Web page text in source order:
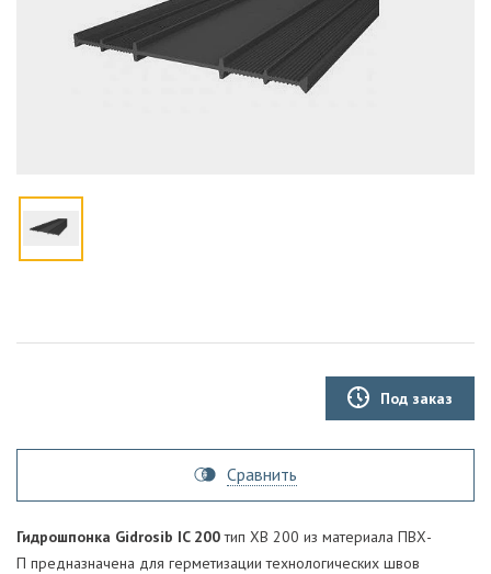
Под заказ
Сравнить
Гидрошпонка Gidrosib IC 200тип ХВ 200 из материала ПВХ-
П предназначена для герметизации технологических швов